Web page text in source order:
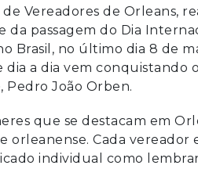
de Vereadores de Orleans,
da passagem do Dia
Brasil, no último dia 8 de
a dia vem conquistando
Pedro João Orben.
que se destacam em
orleanense. Cada
individual como